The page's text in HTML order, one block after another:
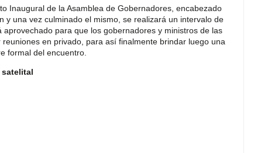
Inaugural de la Asamblea de Gobernadores, encabezado
y una vez culminado el mismo, se realizará un intervalo de
aprovechado para que los gobernadores y ministros de las
en privado, para así finalmente brindar luego una
formal del encuentro.
satelital